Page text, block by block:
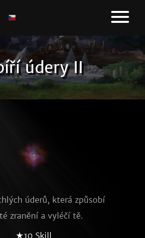
údery II
úderů, která způsobí
zranění a vyléčí tě.
★10 Skill